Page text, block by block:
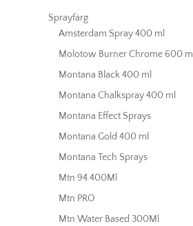
Sprayfärg
Amsterdam Spray 400 ml
Molotow Burner Chrome 600 ml
Montana Black 400 ml
Montana Chalkspray 400 ml
Montana Effect Sprays
Montana Gold 400 ml
Montana Tech Sprays
Mtn 94 400Ml
Mtn PRO
Mtn Water Based 300Ml